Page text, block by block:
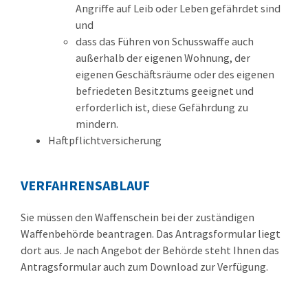
Angriffe auf Leib oder Leben gefährdet sind
und
dass das Führen von Schusswaffe auch
außerhalb der eigenen Wohnung, der
eigenen Geschäftsräume oder des eigenen
befriedeten Besitztums geeignet und
erforderlich ist, diese Gefährdung zu
mindern.
Haftpflichtversicherung
VERFAHRENSABLAUF
Sie müssen den Waffenschein bei der zuständigen
Waffenbehörde beantragen. Das Antragsformular liegt
dort aus. Je nach Angebot der Behörde steht Ihnen das
Antragsformular auch zum Download zur Verfügung.